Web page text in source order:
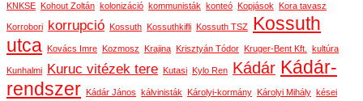
KNKSE Kohout Zoltán kolonizáció kommunisták konteó Kopjások Kora tavasz
Korrobori korrupció Kossuth Kossuthkifli Kossuth TSZ Kossuth
utca
Kovács Imre Kozmosz Krajina Krisztyán Tódor Kruger-Bent Kft. kultúra
Kunhalmi Kuruc vitézek tere Kutasi Kylo Ren Kádár Kádár-
rendszer
Kádár János kálvinisták Károlyi-kormány Károlyi Mihály kései